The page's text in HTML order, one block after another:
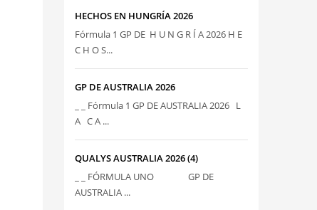
HECHOS EN HUNGRÍA 2026
Fórmula 1 GP DE H U N G R Í A 2026 H E
C H O S...
GP DE AUSTRALIA 2026
_ _ Fórmula 1 GP DE AUSTRALIA 2026 L
A C A ...
QUALYS AUSTRALIA 2026 (4)
_ _ FÓRMULA UNO GP DE
AUSTRALIA ...